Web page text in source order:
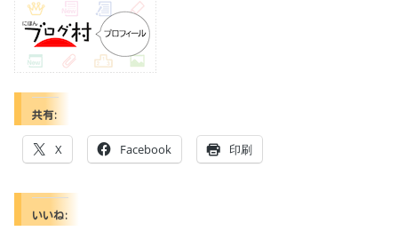
共有:
X Facebook 印刷
いいね: